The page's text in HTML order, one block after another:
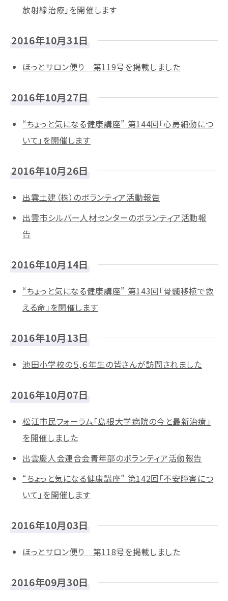
放射線治療」を開催します
2016年10月31日
ほっとサロン便り 第119号を掲載しました
2016年10月27日
“ちょっと気になる健康講座” 第144回「心房細動につ
いて」を開催します
2016年10月26日
出雲土建（株）のボランティア活動報告
出雲市シルバー人材センターのボランティア活動報
告
2016年10月14日
“ちょっと気になる健康講座” 第143回「骨髄移植で救
える命」を開催します
2016年10月13日
池田小学校の５,６年生の皆さんが訪問されました
2016年10月07日
松江市民フォーラム「島根大学病院の今と最新治療」
を開催しました
出雲慶人会連合会青年部のボランティア活動報告
“ちょっと気になる健康講座” 第142回「不安障害につ
いて」を開催します
2016年10月03日
ほっとサロン便り 第118号を掲載しました
2016年09月30日